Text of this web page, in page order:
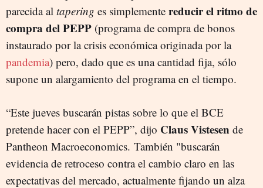
parecida al tapering es simplemente reducir el ritmo de
compra del PEPP (programa de compra de bonos
instaurado por la crisis económica originada por la
pandemia) pero, dado que es una cantidad fija, sólo
supone un alargamiento del programa en el tiempo.
“Este jueves buscarán pistas sobre lo que el BCE
pretende hacer con el PEPP”, dijo Claus Vistesen de
Pantheon Macroeconomics. También "buscarán
evidencia de retroceso contra el cambio claro en las
expectativas del mercado, actualmente fijando un alza